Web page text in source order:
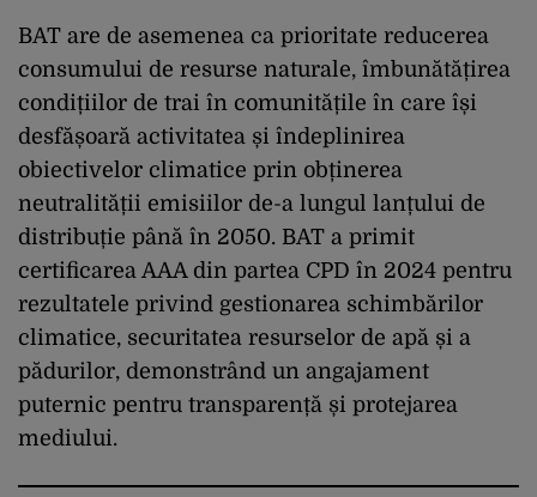
BAT are de asemenea ca prioritate reducerea
consumului de resurse naturale, îmbunătățirea
condițiilor de trai în comunitățile în care își
desfășoară activitatea și îndeplinirea
obiectivelor climatice prin obținerea
neutralității emisiilor de-a lungul lanțului de
distribuție până în 2050. BAT a primit
certificarea AAA din partea CPD în 2024 pentru
rezultatele privind gestionarea schimbărilor
climatice, securitatea resurselor de apă și a
pădurilor, demonstrând un angajament
puternic pentru transparență și protejarea
mediului.